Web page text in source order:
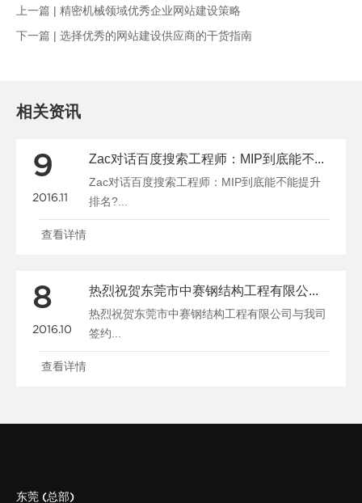
上一篇 | 精密机械领域优秀企业网站建设策略
下一篇 | 选择优秀的网站建设供应商的干货指南
相关资讯
9
2016.11
Zac对话百度搜索工程师：MIP到底能不能提升
排名?...
查看详情
8
2016.10
热烈祝贺东莞市中赛钢结构工程有限公司与我司签约
热烈祝贺东莞市中赛钢结构工程有限公司与我司
签约...
查看详情
东莞 (总部)